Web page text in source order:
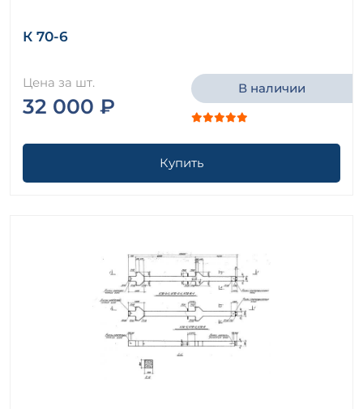
К 70-6
Цена за шт.
32 000 ₽
В наличии
Купить